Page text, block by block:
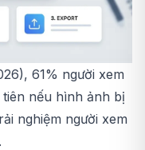
61% người xem
nếu hình ảnh bị
nghiệm người xem